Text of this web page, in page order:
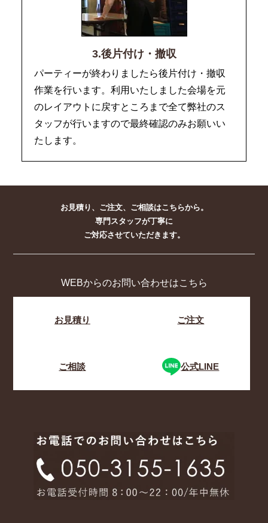
3.後片付け・撤収
パーティーが終わりましたら後片付け・撤収
作業を行います。利用いたしました会場を元
のレイアウトに戻すところまで全て弊社のス
タッフが行いますので最終確認のみお願いい
たします。
お見積り、ご注文、ご相談はこちらから。
専門スタッフが丁寧に
ご対応させていただきます。
WEBからのお問い合わせはこちら
お見積り ご注文
ご相談 公式LINE